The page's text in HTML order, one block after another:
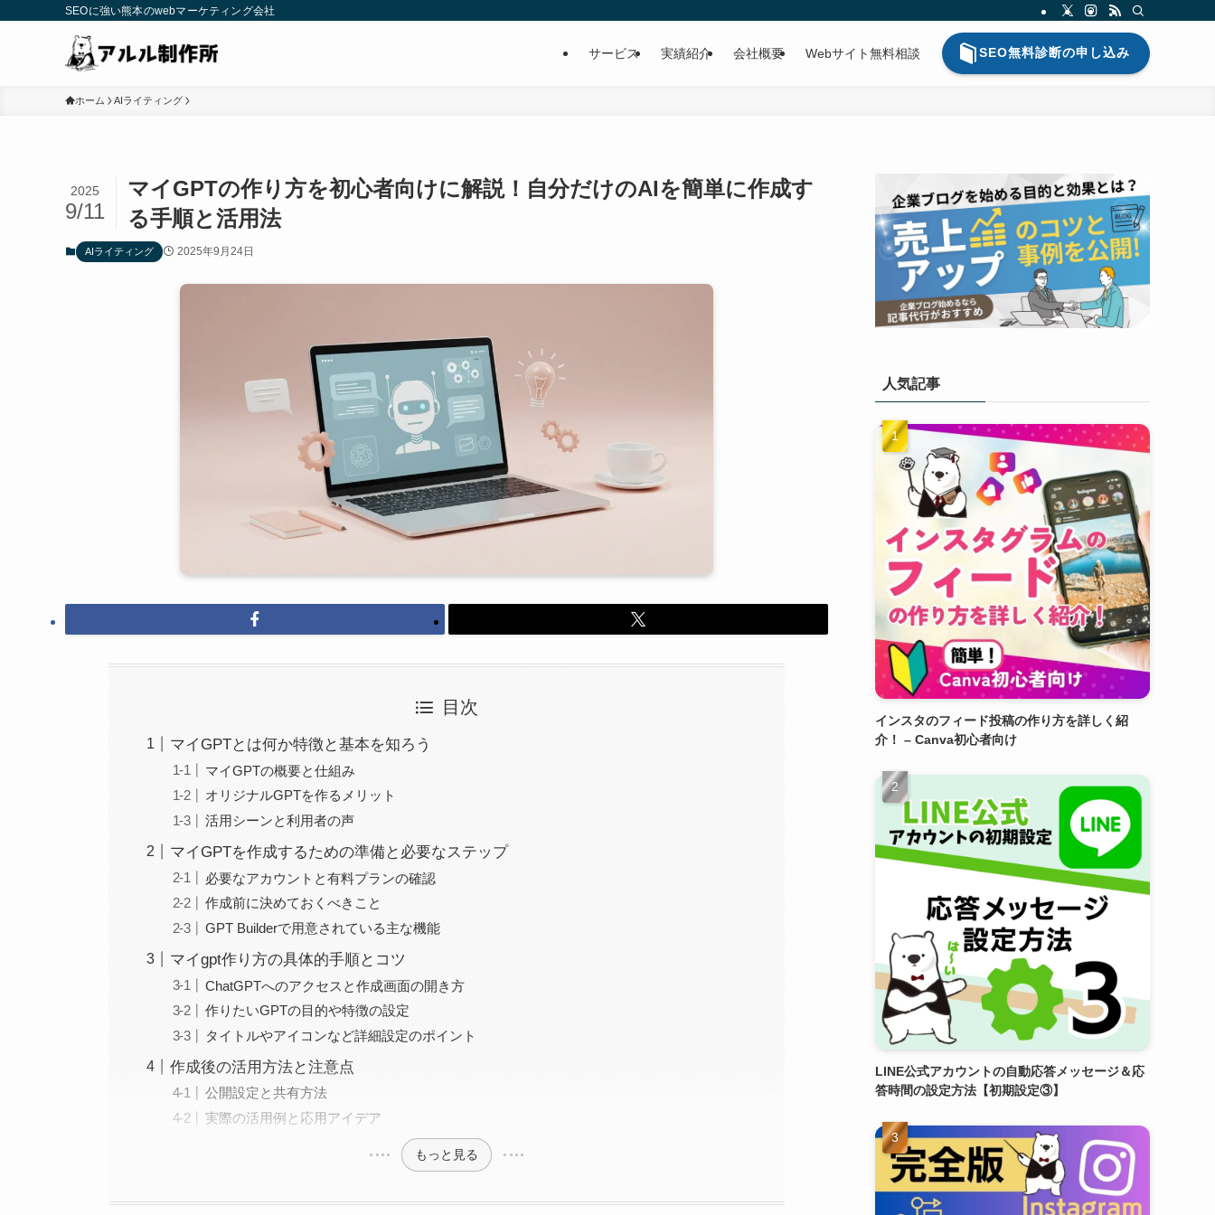
SEOに強い熊本のwebマーケティング会社
サービス 実績紹介 会社概要 Webサイト無料相談 SEO無料診断の申し込み
ホーム AIライティング
マイGPTの作り方を初心者向けに解説！自分だけのAIを簡単に作成す
る手順と活用法
2025
9/11
AIライティング 2025年9月24日
目次
マイGPTとは何か特徴と基本を知ろう
マイGPTの概要と仕組み
オリジナルGPTを作るメリット
活用シーンと利用者の声
マイGPTを作成するための準備と必要なステップ
必要なアカウントと有料プランの確認
作成前に決めておくべきこと
GPT Builderで用意されている主な機能
マイgpt作り方の具体的手順とコツ
ChatGPTへのアクセスと作成画面の開き方
作りたいGPTの目的や特徴の設定
タイトルやアイコンなど詳細設定のポイント
作成後の活用方法と注意点
公開設定と共有方法
実際の活用例と応用アイデア
もっと見る
人気記事
インスタのフィード投稿の作り方を詳しく紹
介！ – Canva初心者向け
LINE公式アカウントの自動応答メッセージ＆応
答時間の設定方法【初期設定③】